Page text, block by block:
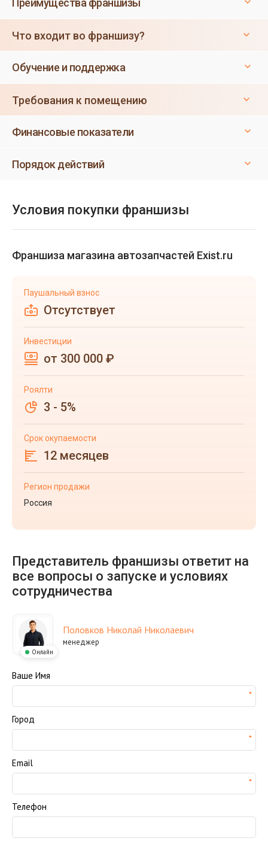
Преимущества франшизы
Что входит во франшизу?
Обучение и поддержка
Требования к помещению
Финансовые показатели
Порядок действий
Условия покупки франшизы
Франшиза магазина автозапчастей Exist.ru
Паушальный взнос
Отсутствует
Инвестиции
от 300 000 ₽
Роялти
3 - 5%
Срок окупаемости
12 месяцев
Регион продажи
Россия
Представитель франшизы ответит на
все вопросы о запуске и условиях
сотрудничества
Онлайн
Половков Николай Николаевич
менеджер
Ваше Имя
Город
Email
Телефон